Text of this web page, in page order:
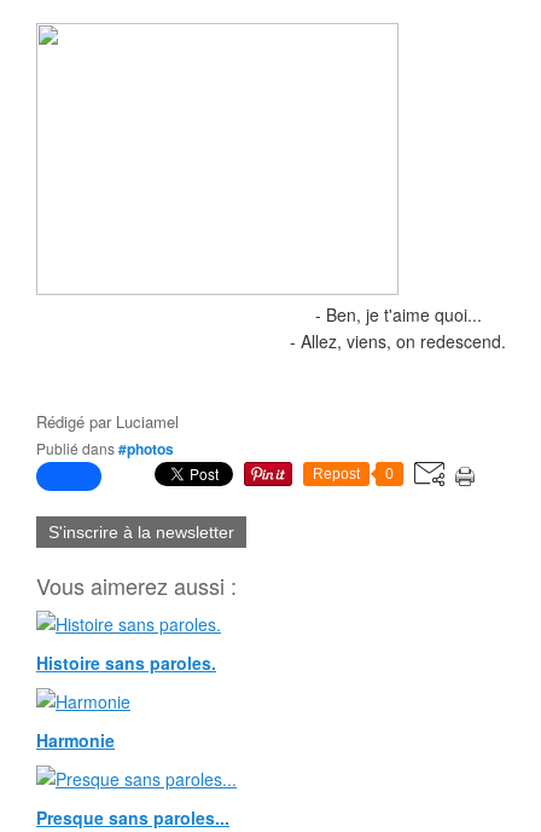
- Ben, je t'aime quoi...
- Allez, viens, on redescend.
Rédigé par Luciamel
Publié dans#photos
Repost 0
S'inscrire à la newsletter
Vous aimerez aussi :
Histoire sans paroles.
Harmonie
Presque sans paroles...